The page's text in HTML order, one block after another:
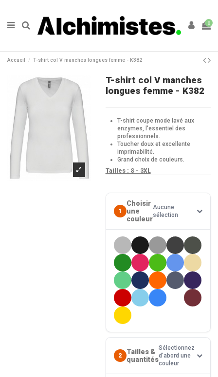
0
Accueil T-shirt col V manches longues femme - K382
T-shirt col V manches
longues femme - K382
T-shirt coupe mode lavé aux
enzymes, l'essentiel des
professionnels.
Toucher doux et excellente
imprimabilité.
Grand choix de couleurs.
Tailles : S - 3XL
1
Choisir
une
couleur
Aucune
sélection
2
Tailles &
quantités
Sélectionnez
d'abord une
couleur